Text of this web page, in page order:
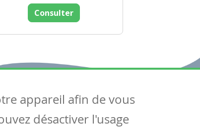
Consulter
nous
nous
appareil afin de vous
désactiver l'usage